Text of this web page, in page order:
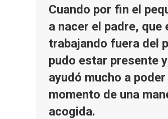
Cuando por fin el
a nacer el padre, que
trabajando fuera del
pudo estar presente
ayudó mucho a poder
momento de una
acogida.